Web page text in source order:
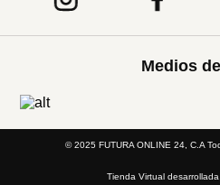
Medios
© 2025 FUTURA ONLINE 24, C.A
Tienda Virtual